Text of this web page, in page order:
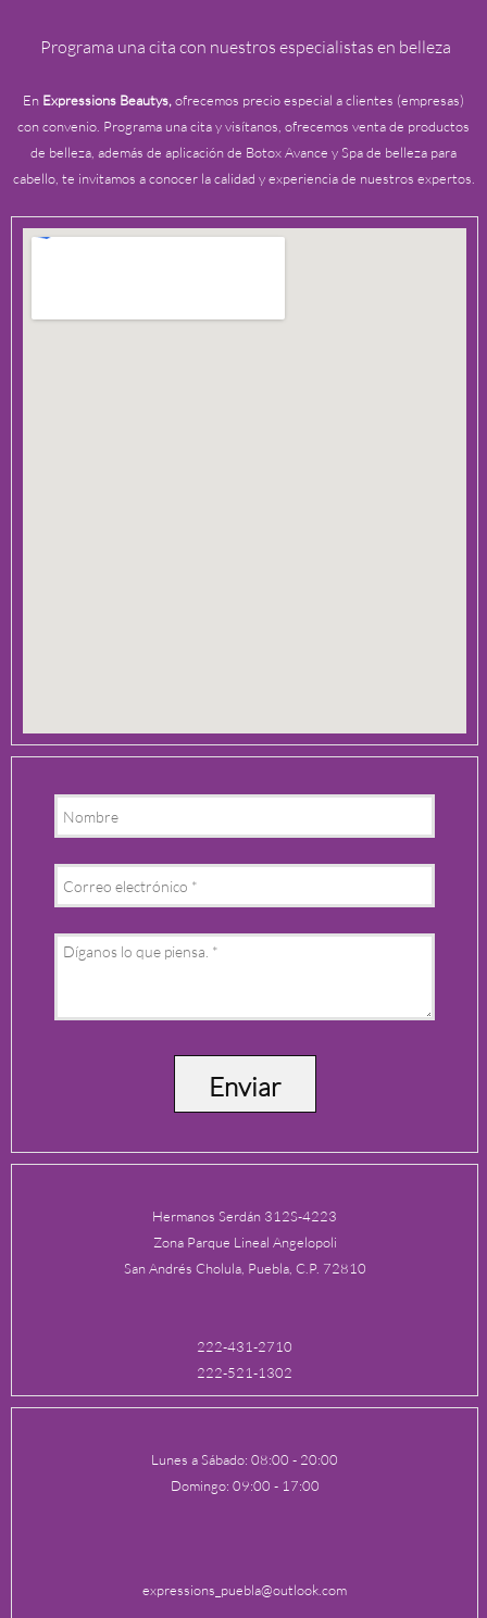
Programa una cita con nuestros especialistas en belleza
En Expressions Beautys, ofrecemos precio especial a clientes (empresas)
con convenio. Programa una cita y visítanos, ofrecemos venta de productos
de belleza, además de aplicación de Botox Avance y Spa de belleza para
cabello, te invitamos a conocer la calidad y experiencia de nuestros expertos.
Enviar
Hermanos Serdán 312S-4223
Zona Parque Lineal Angelopoli
San Andrés Cholula, Puebla, C.P. 72810
222-431-2710
222-521-1302
Lunes a Sábado: 08:00 - 20:00
Domingo: 09:00 - 17:00
expressions_puebla@outlook.com